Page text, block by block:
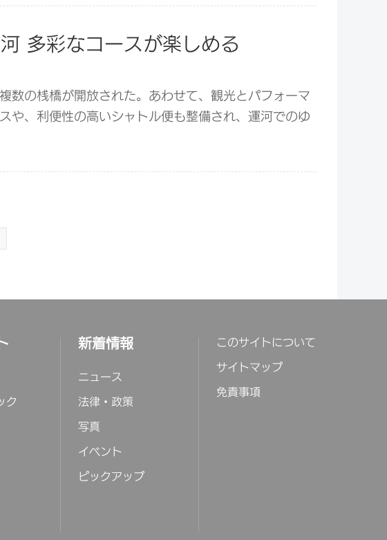
多彩なコースが楽しめる
数の桟橋が開放された。あわせて、観光とパフォーマ
や、利便性の高いシャトル便も整備され、運河でのゆ
ク
新着情報
ニュース
法律・政策
写真
イベント
ピックアップ
このサイトについて
サイトマップ
免責事項